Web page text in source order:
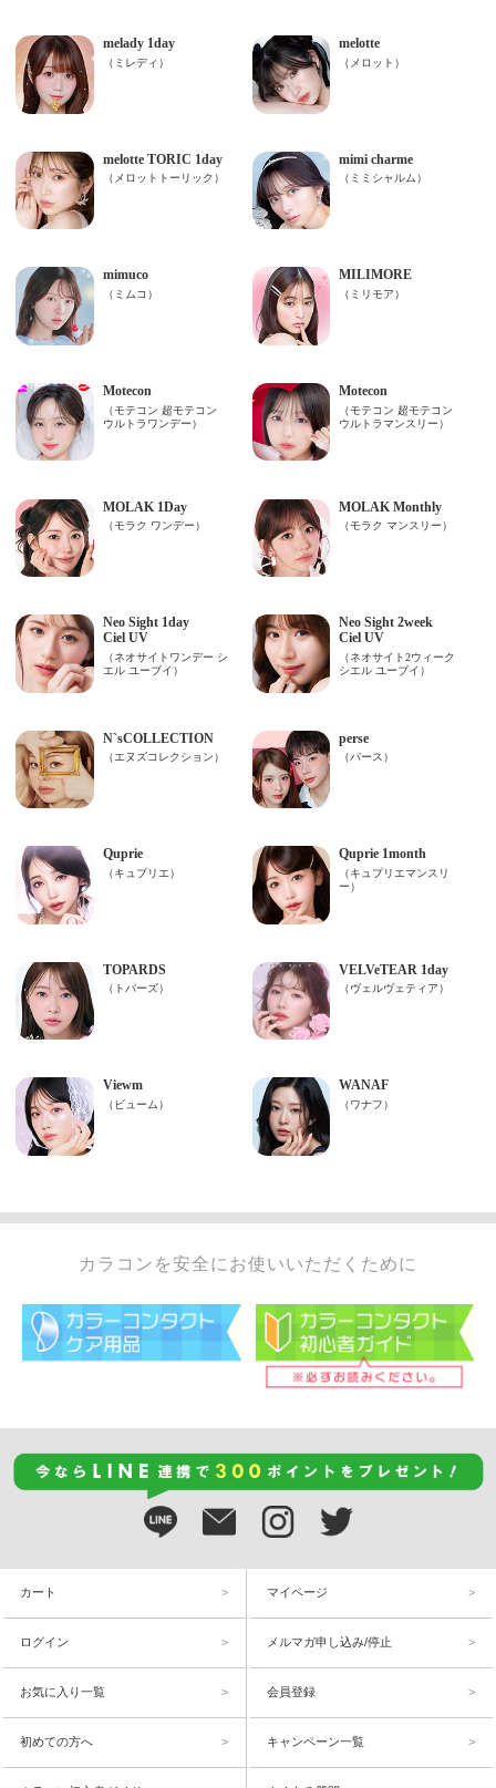
カラコンを安全にお使いいただくために
カート マイページ
ログイン メルマガ申し込み/停止
お気に入り一覧 会員登録
初めての方へ キャンペーン一覧